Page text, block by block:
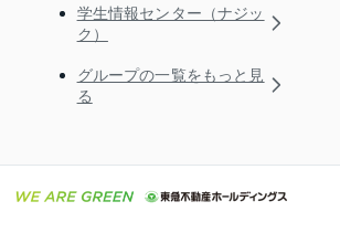
学生情報センター（ナジッ
ク）
グループの一覧をもっと見
る